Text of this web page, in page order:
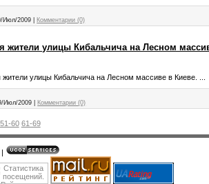
Июл/2009 Комментарии (0)
жители улицы Кибальчича на Лесном
улицы Кибальчича на Лесном массиве в Киеве. ...
Июл/2009 Комментарии (0)
51-60 61-69
|